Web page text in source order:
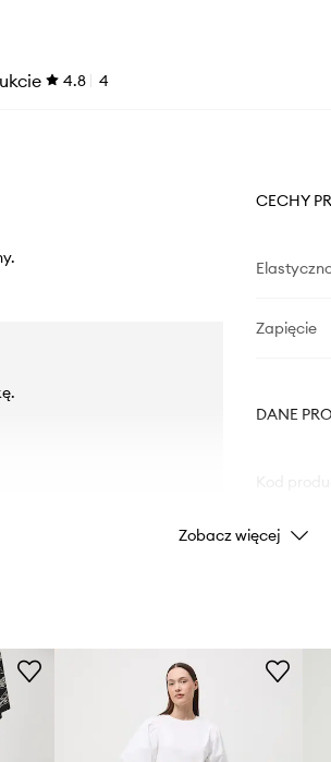
4.8 4
CECHY
Zapięcie
DANE
Kolor
Producent
Zobacz więcej